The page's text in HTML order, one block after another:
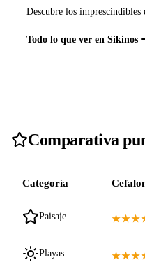
Descubre los
Todo lo que ver en Sikinos
Comparativa
Categoría
Paisaje
Playas